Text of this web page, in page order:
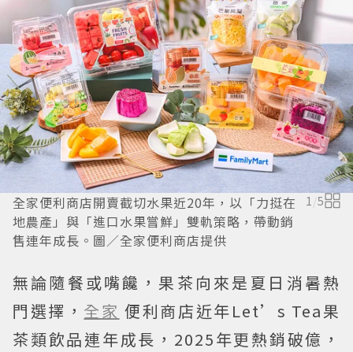
全家便利商店開賣截切水果近20年，以「力挺在
地農產」與「進口水果嘗鮮」雙軌策略，帶動銷
售連年成長。圖／全家便利商店提供
1/5
無論隨餐或嘴饞，果茶向來是夏日消暑熱
門選擇， 全家 便利商店近年Let’s Tea果
茶類飲品連年成長，2025年更熱銷破億，